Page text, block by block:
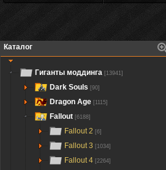
Каталог
Гиганты моддинга [13941]
Dark Souls [90]
Dragon Age [1115]
Fallout [6188]
Fallout 2 [6]
Fallout 3 [1034]
Fallout 4 [2264]